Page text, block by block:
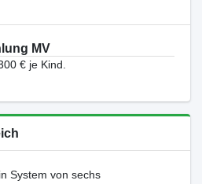
MV
€ je Kind.
System von sechs